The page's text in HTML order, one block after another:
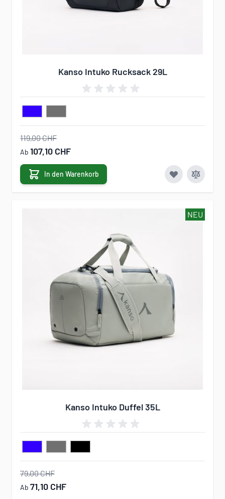
Kanso Intuko Rucksack 29L
119,00 CHF
Ab 107,10 CHF
In den Warenkorb
NEU
Kanso Intuko Duffel 35L
79,00 CHF
Ab 71,10 CHF